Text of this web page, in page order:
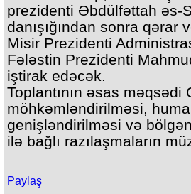
prezidenti Əbdülfəttah əs-
danışığından sonra qərar
Misir Prezidenti
Fələstin Prezidenti
iştirak edəcək.
Toplantının əsas
möhkəmləndirilməsi,
genişləndirilməsi və
ilə bağlı razılaşmaların
Paylaş